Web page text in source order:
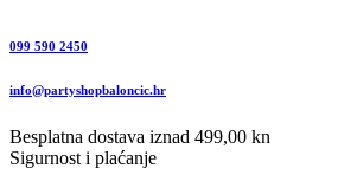
099 590 2450
info@partyshopbaloncic.hr
Besplatna dostava iznad 499,00 kn
Sigurnost i plaćanje